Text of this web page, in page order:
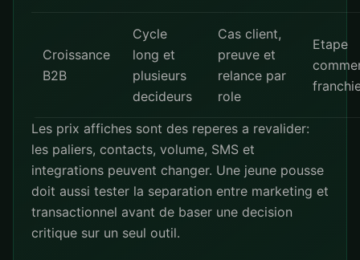
Croissance
B2B
Cycle
long et
plusieurs
decideurs
Cas client,
preuve et
relance par
role
Etape
Les prix affiches sont des reperes a revalider:
les paliers, contacts, volume, SMS et
integrations peuvent changer. Une jeune pousse
doit aussi tester la separation entre marketing et
transactionnel avant de baser une decision
critique sur un seul outil.